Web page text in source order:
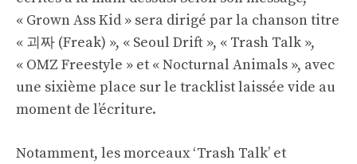
« Grown Ass Kid » sera dirigé par la chanson titre
« 괴짜 (Freak) », « Seoul Drift », « Trash Talk »,
« OMZ Freestyle » et « Nocturnal Animals », avec
une sixième place sur le tracklist laissée vide au
moment de l’écriture.
Notamment, les morceaux ‘Trash Talk’ et